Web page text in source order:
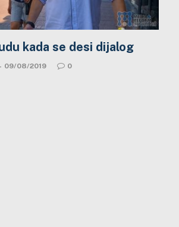
kada se desi dijalog
09/08/2019 0